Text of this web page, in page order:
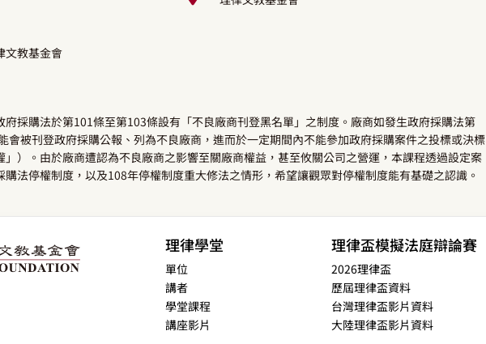
文教基金會
府採購法於第101條至第103條設有「不良廠商刊登黑名單」之制度。廠商如發生政府採購法第
會被刊登政府採購公報、列為不良廠商，進而於一定期間內不能參加政府採購案件之投標或決標
」）。由於廠商遭認為不良廠商之影響至關廠商權益，甚至攸關公司之營運，本課程透過設定案
法停權制度，以及108年停權制度重大修法之情形，希望讓觀眾對停權制度能有基礎之認識。
理律學堂
單位
講者
學堂課程
講座影片
理律盃模擬法庭辯論賽
2026理律盃
歷屆理律盃資料
台灣理律盃影片資料
大陸理律盃影片資料